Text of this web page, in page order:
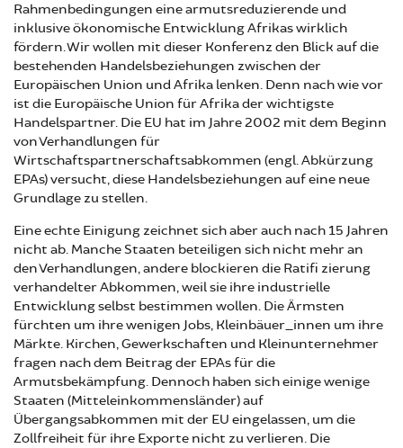
Rahmenbedingungen eine armutsreduzierende und
inklusive ökonomische Entwicklung Afrikas wirklich
fördern. Wir wollen mit dieser Konferenz den Blick auf die
bestehenden Handelsbeziehungen zwischen der
Europäischen Union und Afrika lenken. Denn nach wie vor
ist die Europäische Union für Afrika der wichtigste
Handelspartner. Die EU hat im Jahre 2002 mit dem Beginn
von Verhandlungen für
Wirtschaftspartnerschaftsabkommen (engl. Abkürzung
EPAs) versucht, diese Handelsbeziehungen auf eine neue
Grundlage zu stellen.
Eine echte Einigung zeichnet sich aber auch nach 15 Jahren
nicht ab. Manche Staaten beteiligen sich nicht mehr an
den Verhandlungen, andere blockieren die Ratifi zierung
verhandelter Abkommen, weil sie ihre industrielle
Entwicklung selbst bestimmen wollen. Die Ärmsten
fürchten um ihre wenigen Jobs, Kleinbäuer_innen um ihre
Märkte. Kirchen, Gewerkschaften und Kleinunternehmer
fragen nach dem Beitrag der EPAs für die
Armutsbekämpfung. Dennoch haben sich einige wenige
Staaten (Mitteleinkommensländer) auf
Übergangsabkommen mit der EU eingelassen, um die
Zollfreiheit für ihre Exporte nicht zu verlieren. Die